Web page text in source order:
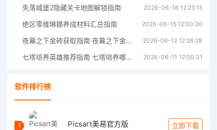
失落城堡2隐藏关卡地图解锁指南 2026-06-16 12:25:15
绝区零维琳娜养成材料汇总指南 2026-06-15 12:00:30
夜幕之下金砖获取指南 夜幕之下金砖获取方法 2026-06-12 12:26:28
七塔培养英雄推荐指南 七塔培养哪个英雄好 2026-06-11 12:00:31
软件排行榜
1 Picsart美易官方版 立即下载